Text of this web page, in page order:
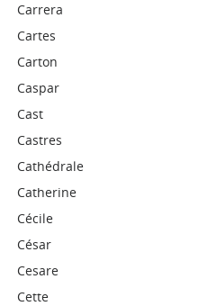
Carrera
Cartes
Carton
Caspar
Cast
Castres
Cathédrale
Catherine
Cécile
César
Cesare
Cette